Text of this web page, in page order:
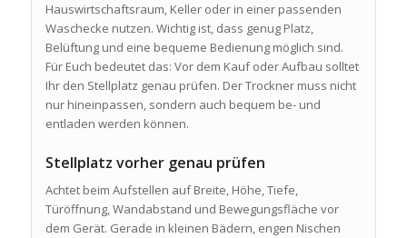
Hauswirtschaftsraum, Keller oder in einer passenden
Waschecke nutzen. Wichtig ist, dass genug Platz,
Belüftung und eine bequeme Bedienung möglich sind.
Für Euch bedeutet das: Vor dem Kauf oder Aufbau solltet
Ihr den Stellplatz genau prüfen. Der Trockner muss nicht
nur hineinpassen, sondern auch bequem be- und
entladen werden können.
Stellplatz vorher genau prüfen
Achtet beim Aufstellen auf Breite, Höhe, Tiefe,
Türöffnung, Wandabstand und Bewegungsfläche vor
dem Gerät. Gerade in kleinen Bädern, engen Nischen